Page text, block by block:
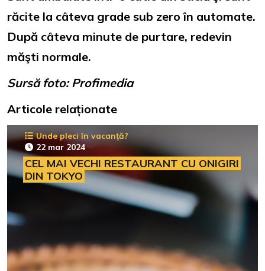
răcite la câteva grade sub zero în automate.
După câteva minute de purtare, redevin
măşti normale.
Sursă foto: Profimedia
Articole relaționate
Unde pleci în vacanță?
22 mar 2024
CEL MAI VECHI RESTAURANT CU ONIGIRI
DIN TOKYO